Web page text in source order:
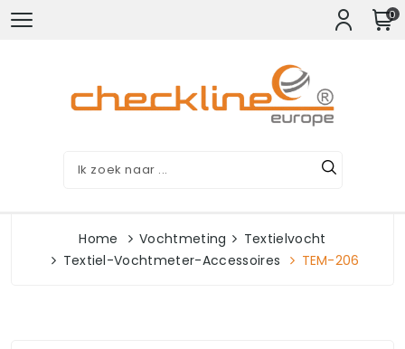
0
Home Vochtmeting
Textielvocht
Textiel-Vochtmeter-Accessoires
TEM-206